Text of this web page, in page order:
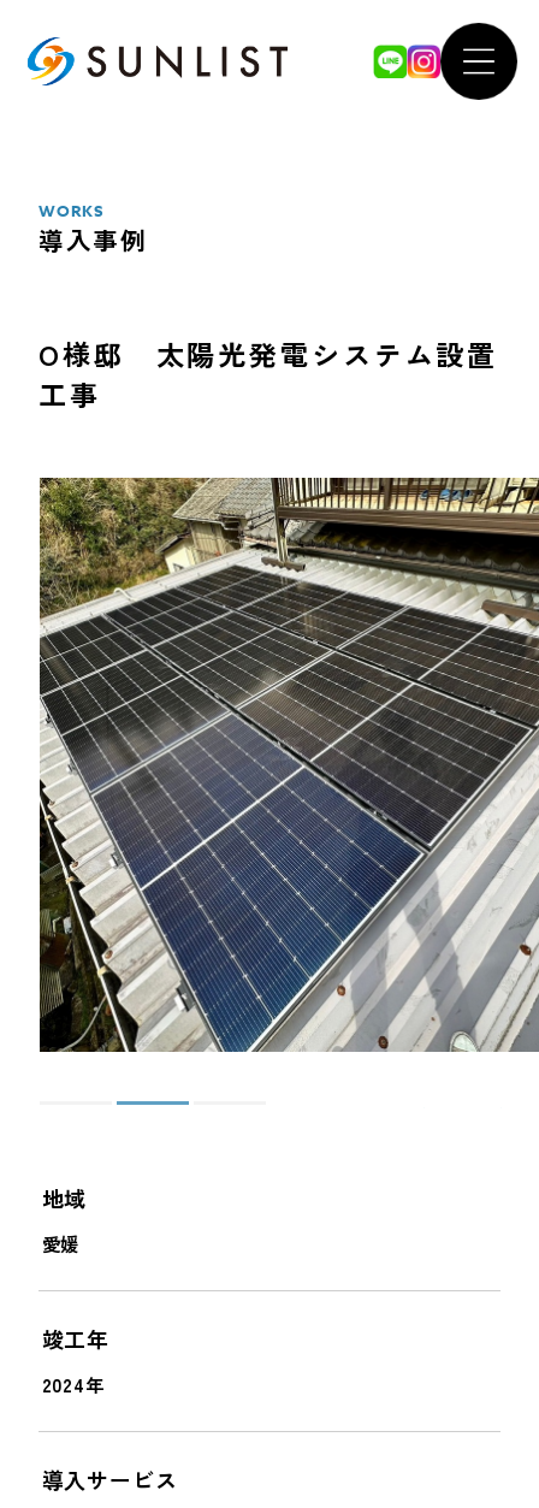
サービス案内
太陽光発電システム
オール電化
一般リフォーム
COMPANY
会社情報
法人のお
SDGsへの
お知らせ
PRIVACY
WORKS
導入事例
O様邸 太陽光発電システム設置
工事
地域
愛媛
竣工年
2024年
導入サービス